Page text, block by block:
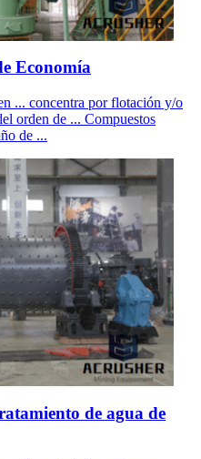
Economía
... concentra por flotación y/o
orden de ... Compuestos
de ...
de agua de